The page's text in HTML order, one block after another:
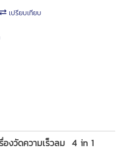
เปรียบเทียบ
องวัดความเร็วลม 4 in 1